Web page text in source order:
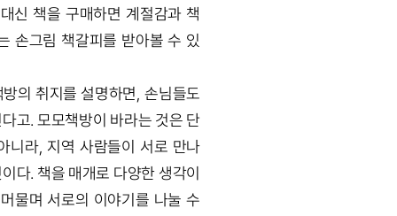
신 책을 구매하면 계절감과 책
손그림 책갈피를 받아볼 수 있
의 취지를 설명하면, 손님들도
고. 모모책방이 바라는 것은 단
니라, 지역 사람들이 서로 만나
다. 책을 매개로 다양한 생각이
물며 서로의 이야기를 나눌 수